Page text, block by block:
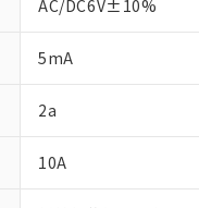
AC/DC6V±10%
5mA
2a
10A
のであり、
い。
当社販売員
ている必要
フタル酸エステル類の
※2 対応予定月
Cr(Ⅵ)(六価クロム) :
DBP(フタル酸ジブチル
「ｅ」：有害物質
ます。
当社は貴社
当社は、貴
○ 一定数
△ 一定数
－
在庫な